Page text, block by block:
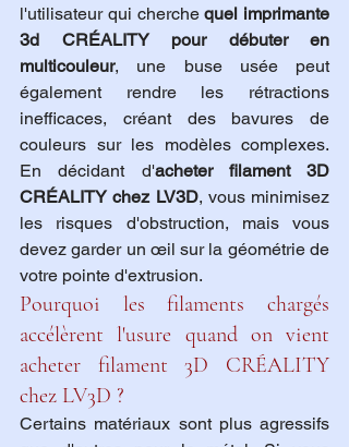
l'utilisateur qui cherche quel imprimante
3d CRÉALITY pour débuter en
multicouleur, une buse usée peut
également rendre les rétractions
inefficaces, créant des bavures de
couleurs sur les modèles complexes.
En décidant d'acheter filament 3D
CRÉALITY chez LV3D, vous minimisez
les risques d'obstruction, mais vous
devez garder un œil sur la géométrie de
votre pointe d'extrusion.
Pourquoi les filaments chargés
accélèrent l'usure quand on vient
acheter filament 3D CRÉALITY
chez LV3D ?
Certains matériaux sont plus agressifs